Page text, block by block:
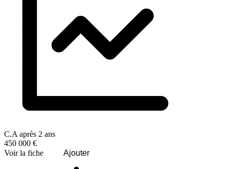
C.A après 2 ans
450 000 €
Voir la fiche
Ajouter